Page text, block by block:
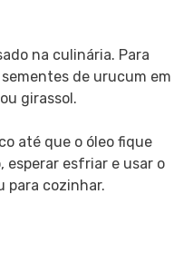
na culinária. Para
de urucum em
girassol.
até que o óleo fique
esperar esfriar e usar o
para cozinhar.